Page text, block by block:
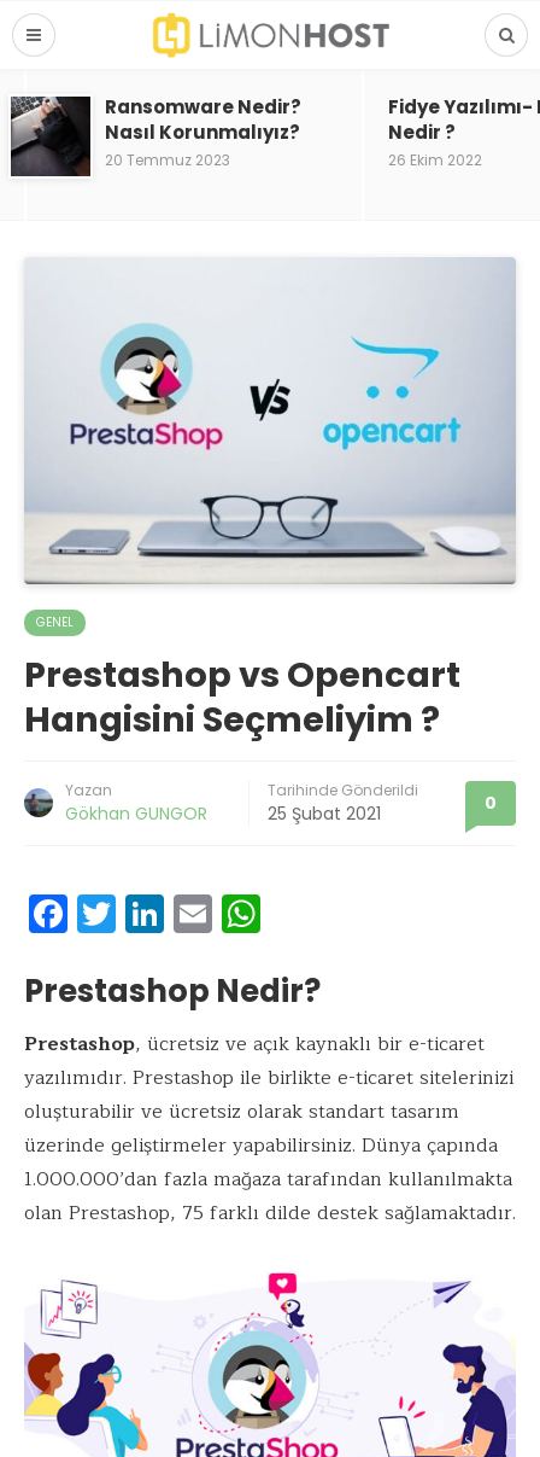
Ransomware Nedir?
Nasıl Korunmalıyız?
20 Temmuz 2023
Fidye
Nedir ?
26 Ekim 2022
GENEL
Prestashop vs Opencart
Hangisini Seçmeliyim ?
Yazan
Gökhan GUNGOR
Tarihinde Gönderildi
25 Şubat 2021 0
F
ac
e
b
o
o
k
T
w
it
te
r
Li
n
k
e
dI
n
E
m
ai
l
at
s
A
p
p
Prestashop Nedir?
Prestashop, ücretsiz ve açık kaynaklı bir e-ticaret
yazılımıdır. Prestashop ile birlikte e-ticaret sitelerinizi
oluşturabilir ve ücretsiz olarak standart tasarım
üzerinde geliştirmeler yapabilirsiniz. Dünya çapında
1.000.000’dan fazla mağaza tarafından kullanılmakta
olan Prestashop, 75 farklı dilde destek sağlamaktadır.